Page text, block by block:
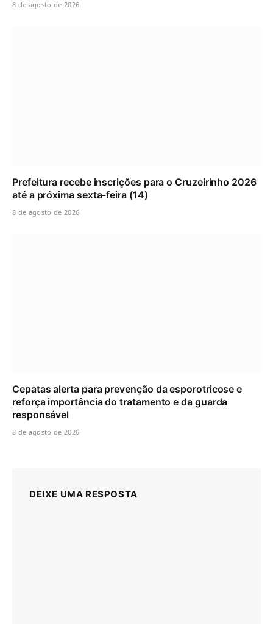
8 de agosto de 2026
Prefeitura recebe inscrições para o Cruzeirinho 2026
até a próxima sexta-feira (14)
8 de agosto de 2026
Cepatas alerta para prevenção da esporotricose e
reforça importância do tratamento e da guarda
responsável
8 de agosto de 2026
DEIXE UMA RESPOSTA